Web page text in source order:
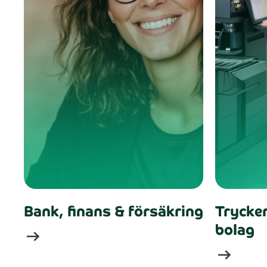
Bank, finans & försäkring
arrow_right_alt bolag
arrow_right_alt